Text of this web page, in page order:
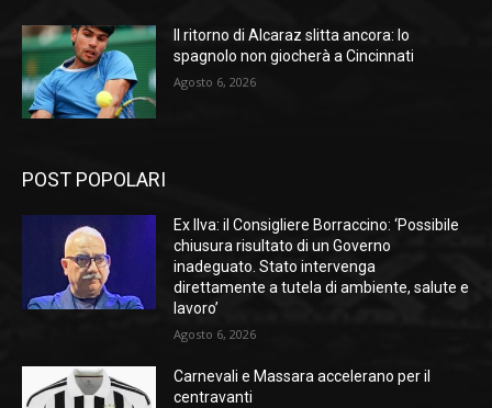
Il ritorno di Alcaraz slitta ancora: lo
spagnolo non giocherà a Cincinnati
Agosto 6, 2026
POST POPOLARI
Ex Ilva: il Consigliere Borraccino: ‘Possibile
chiusura risultato di un Governo
inadeguato. Stato intervenga
direttamente a tutela di ambiente, salute e
lavoro’
Agosto 6, 2026
Carnevali e Massara accelerano per il
centravanti